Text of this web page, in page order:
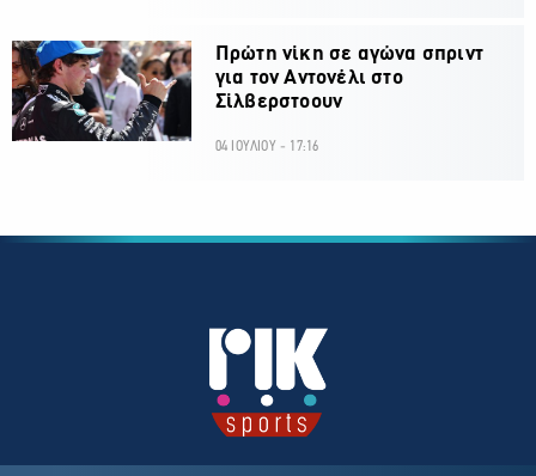
Πρώτη νίκη σε αγώνα σπριντ
για τον Αντονέλι στο
Σίλβερστοουν
04 ΙΟΥΛΙΟΥ - 17:16